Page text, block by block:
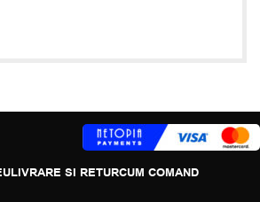
LIVRARE SI RETURCUM COMAND